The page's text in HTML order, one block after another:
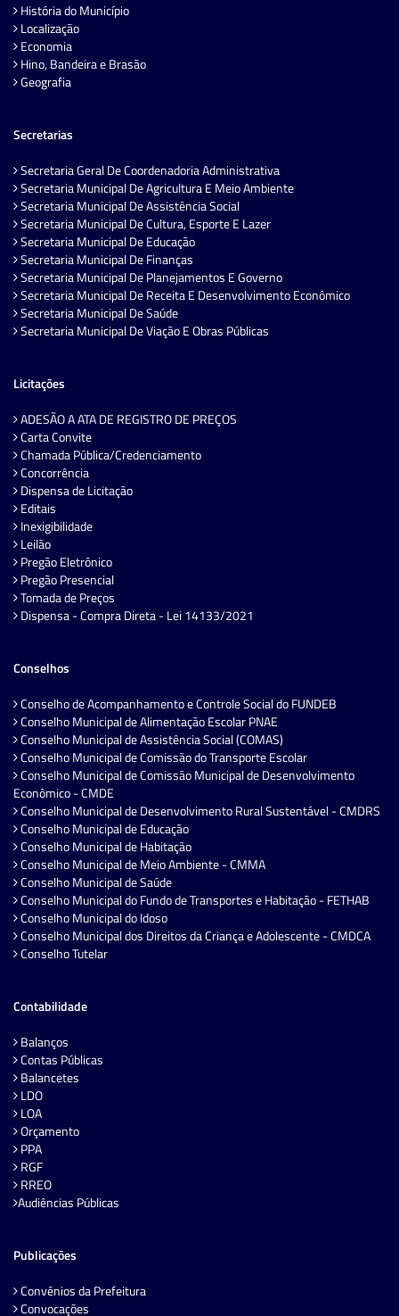
História do Município
Localização
Economia
Hino, Bandeira e Brasão
Geografia
Secretarias
Secretaria Geral De Coordenadoria Administrativa
Secretaria Municipal De Agricultura E Meio Ambiente
Secretaria Municipal De Assistência Social
Secretaria Municipal De Cultura, Esporte E Lazer
Secretaria Municipal De Educação
Secretaria Municipal De Finanças
Secretaria Municipal De Planejamentos E Governo
Secretaria Municipal De Receita E Desenvolvimento Econômico
Secretaria Municipal De Saúde
Secretaria Municipal De Viação E Obras Públicas
Licitações
ADESÃO A ATA DE REGISTRO DE PREÇOS
Carta Convite
Chamada Pública/Credenciamento
Concorrência
Dispensa de Licitação
Editais
Inexigibilidade
Leilão
Pregão Eletrônico
Pregão Presencial
Tomada de Preços
Dispensa - Compra Direta - Lei 14133/2021
Conselhos
Conselho de Acompanhamento e Controle Social do FUNDEB
Conselho Municipal de Alimentação Escolar PNAE
Conselho Municipal de Assistência Social (COMAS)
Conselho Municipal de Comissão do Transporte Escolar
Conselho Municipal de Comissão Municipal de Desenvolvimento
Econômico - CMDE
Conselho Municipal de Desenvolvimento Rural Sustentável - CMDRS
Conselho Municipal de Educação
Conselho Municipal de Habitação
Conselho Municipal de Meio Ambiente - CMMA
Conselho Municipal de Saúde
Conselho Municipal do Fundo de Transportes e Habitação - FETHAB
Conselho Municipal do Idoso
Conselho Municipal dos Direitos da Criança e Adolescente - CMDCA
Conselho Tutelar
Contabilidade
Balanços
Contas Públicas
Balancetes
LDO
LOA
Orçamento
PPA
RGF
RREO
Audiências Públicas
Publicações
Convênios da Prefeitura
Convocações